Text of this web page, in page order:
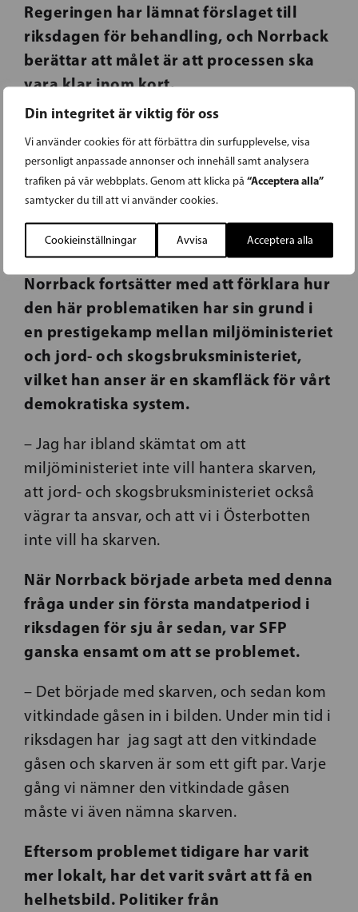
Din integritet är viktig för oss
Vi använder cookies för att förbättra din surfupplevelse, visa
personligt anpassade annonser och innehåll samt analysera
trafiken på vår webbplats. Genom att klicka på “Acceptera alla”
samtycker du till att vi använder cookies.
Cookieinställningar Avvisa Acceptera alla
Regeringen har lämnat förslaget till
riksdagen för behandling, och Norrback
berättar att målet är att processen ska
vara klar inom kort.
– Både den vitkindade gåsen och skarven
har diskuterats mycket i både
miljöutskottet och jord- och
skogsbruksutskottet. Jag tror att vi får en
snabb behandling utan att kompromissa
allt för mycket med proceduren.
Norrback fortsätter med att förklara hur
den här problematiken har sin grund i
en prestigekamp mellan miljöministeriet
och jord- och skogsbruksministeriet,
vilket han anser är en skamfläck för vårt
demokratiska system.
– Jag har ibland skämtat om att
miljöministeriet inte vill hantera skarven,
att jord- och skogsbruksministeriet också
vägrar ta ansvar, och att vi i Österbotten
inte vill ha skarven.
När Norrback började arbeta med denna
fråga under sin första mandatperiod i
riksdagen för sju år sedan, var SFP
ganska ensamt om att se problemet.
– Det började med skarven, och sedan kom
vitkindade gåsen in i bilden. Under min tid i
riksdagen har jag sagt att den vitkindade
gåsen och skarven är som ett gift par. Varje
gång vi nämner den vitkindade gåsen
måste vi även nämna skarven.
Eftersom problemet tidigare har varit
mer lokalt, har det varit svårt att få en
helhetsbild. Politiker från